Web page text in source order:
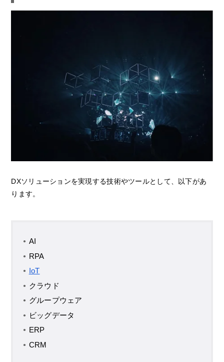
DXソリューションを実現する技術やツールとして、以下があ
ります。
AI
RPA
IoT
クラウド
グループウェア
ビッグデータ
ERP
CRM